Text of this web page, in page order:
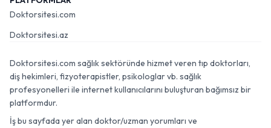
Doktorsitesi.com
Doktorsitesi.az
Doktorsitesi.com sağlık sektöründe hizmet veren tıp doktorları,
diş hekimleri, fizyoterapistler, psikologlar vb. sağlık
profesyonelleri ile internet kullanıcılarını buluşturan bağımsız bir
platformdur.
İş bu sayfada yer alan doktor/uzman yorumları ve